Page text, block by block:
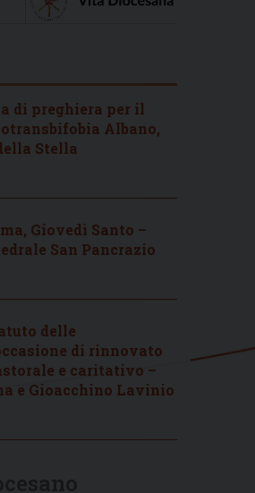
di preghiera per il
Albano,
Stella
Giovedì Santo –
San Pancrazio
delle
di rinnovato
e caritativo –
e Gioacchino Lavinio